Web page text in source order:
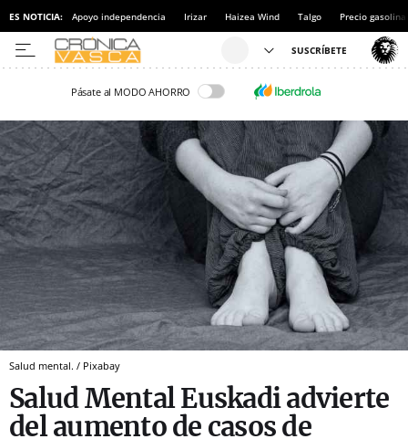
ES NOTICIA: Apoyo independencia Irizar Haizea Wind Talgo Precio gasolina
Pásate al MODO AHORRO
Salud mental. / Pixabay
Salud Mental Euskadi advierte
del aumento de casos de